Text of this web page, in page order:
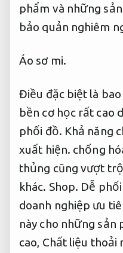
phẩm và những
bảo quản nghiêm
Áo sơ mi.
Điều đặc biệt là
bền cơ học rất cao
phối đồ. Khả năng
xuất hiện. chống
thủng cũng vượt
khác. Shop. Dễ
doanh nghiệp ưu
này cho những sản
cao, Chất liệu thoải